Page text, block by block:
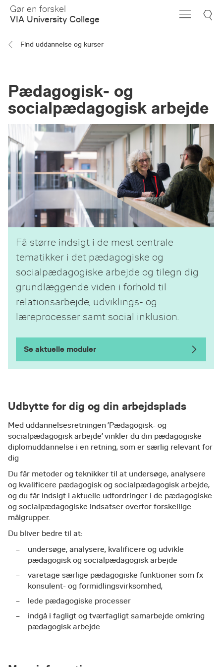
Skip
Main
Gør en forskel
VIA University College
Find uddannelse og kurser
Pædagogisk- og
socialpædagogisk arbejde
Få større indsigt i de mest centrale
tematikker i det pædagogiske og
socialpædagogiske arbejde og tilegn dig
grundlæggende viden i forhold til
relationsarbejde, udviklings- og
læreprocesser samt social inklusion.
Se aktuelle moduler
Udbytte for dig og din arbejdsplads
Med uddannelsesretningen ’Pædagogisk- og
socialpædagogisk arbejde’ vinkler du din pædagogiske
diplomuddannelse i en retning, som er særlig relevant for
dig
Du får metoder og teknikker til at undersøge, analysere
og kvalificere pædagogisk og socialpædagogisk arbejde,
og du får indsigt i aktuelle udfordringer i de pædagogiske
og socialpædagogiske indsatser overfor forskellige
målgrupper.
Du bliver bedre til at:
undersøge, analysere, kvalificere og udvikle
pædagogisk og socialpædagogisk arbejde
varetage særlige pædagogiske funktioner som fx
konsulent- og formidlingsvirksomhed,
lede pædagogiske processer
indgå i fagligt og tværfagligt samarbejde omkring
pædagogisk arbejde